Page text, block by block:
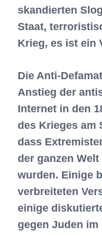
skandierten
Staat,
Krieg, es ist ein
Die Anti-
Anstieg der
Internet in den
des Krieges am
dass
der ganzen
wurden. Einige
verbreiteten
einige
gegen Juden im